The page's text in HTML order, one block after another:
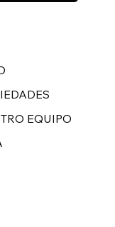
EQUIPO